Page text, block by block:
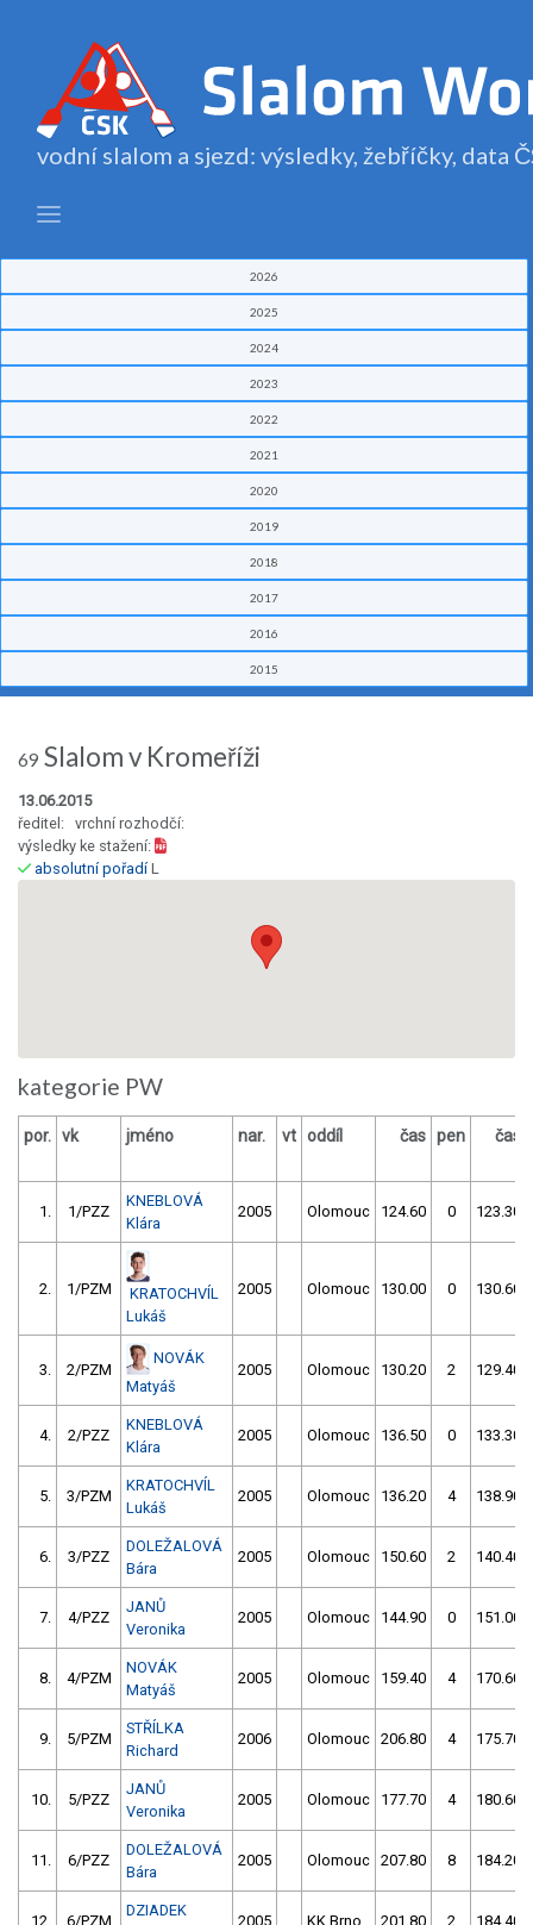
vodní slalom a sjezd: výsledky, žebříčky, data
2026
2025
2024
2023
2022
2021
2020
2019
2018
2017
2016
2015
69 Slalom v Kromeříži
13.06.2015
ředitel: vrchní rozhodčí:
výsledky ke stažení:
absolutní pořadíL
kategorie PW
por. vk jméno nar. vt oddíl čas pen čas
1. 1/PZZ
KNEBLOVÁ
Klára
2005 Olomouc 124.60 0 123.30
2. 1/PZM
KRATOCHVÍL
Lukáš
2005 Olomouc 130.00 0 130.60
3. 2/PZM
NOVÁK
Matyáš
2005 Olomouc 130.20 2 129.40
4. 2/PZZ
KNEBLOVÁ
Klára
2005 Olomouc 136.50 0 133.30
5. 3/PZM
KRATOCHVÍL
Lukáš
2005 Olomouc 136.20 4 138.90
6. 3/PZZ
DOLEŽALOVÁ
Bára
2005 Olomouc 150.60 2 140.40
7. 4/PZZ
JANŮ
Veronika
2005 Olomouc 144.90 0 151.00
8. 4/PZM
NOVÁK
Matyáš
2005 Olomouc 159.40 4 170.60
9. 5/PZM
STŘÍLKA
Richard
2006 Olomouc 206.80 4 175.70
10. 5/PZZ
JANŮ
Veronika
2005 Olomouc 177.70 4 180.60
11. 6/PZZ
DOLEŽALOVÁ
Bára
2005 Olomouc 207.80 8 184.20
12. 6/PZM
DZIADEK
2005 KK Brno 201.80 2 184.40